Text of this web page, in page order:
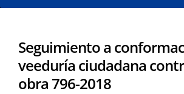
Seguimiento a
veeduría ciudadana
obra 796-2018